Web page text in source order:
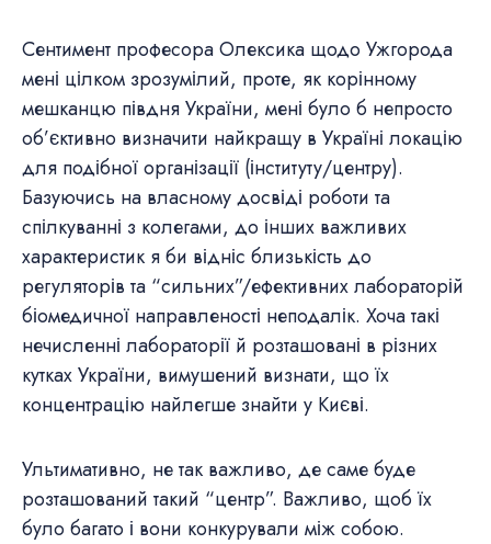
Сентимент професора Олексика щодо Ужгорода
мені цілком зрозумілий, проте, як корінному
мешканцю півдня України, мені було б непросто
об’єктивно визначити найкращу в Україні локацію
для подібної організації (інституту/центру).
Базуючись на власному досвіді роботи та
спілкуванні з колегами, до інших важливих
характеристик я би відніс близькість до
регуляторів та “сильних”/ефективних лабораторій
біомедичної направленості неподалік. Хоча такі
нечисленні лабораторії й розташовані в різних
кутках України, вимушений визнати, що їх
концентрацію найлегше знайти у Києві.
Ультимативно, не так важливо, де саме буде
розташований такий “центр”. Важливо, щоб їх
було багато і вони конкурували між собою.